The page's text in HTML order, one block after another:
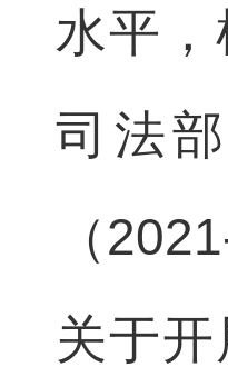
水平
司法
（
关于